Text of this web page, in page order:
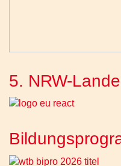
5. NRW-